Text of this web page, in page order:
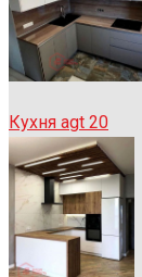
Кухня agt 20